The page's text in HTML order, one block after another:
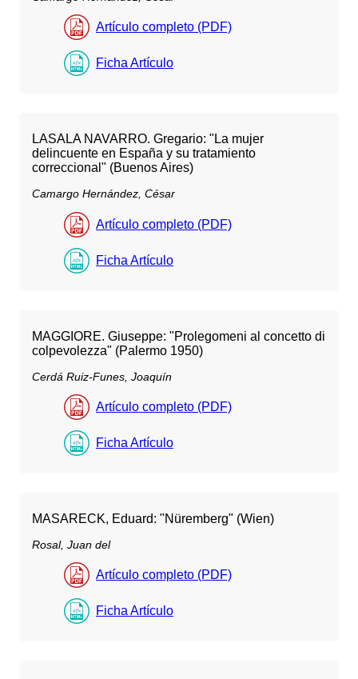
Artículo completo (PDF)
Ficha Artículo
LASALA NAVARRO. Gregario: "La mujer
delincuente en España y su tratamiento
correccional" (Buenos Aires)
Camargo Hernández, César
Artículo completo (PDF)
Ficha Artículo
MAGGIORE. Giuseppe: "Prolegomeni al concetto di
colpevolezza" (Palermo 1950)
Cerdá Ruiz-Funes, Joaquín
Artículo completo (PDF)
Ficha Artículo
MASARECK, Eduard: "Nüremberg" (Wien)
Rosal, Juan del
Artículo completo (PDF)
Ficha Artículo